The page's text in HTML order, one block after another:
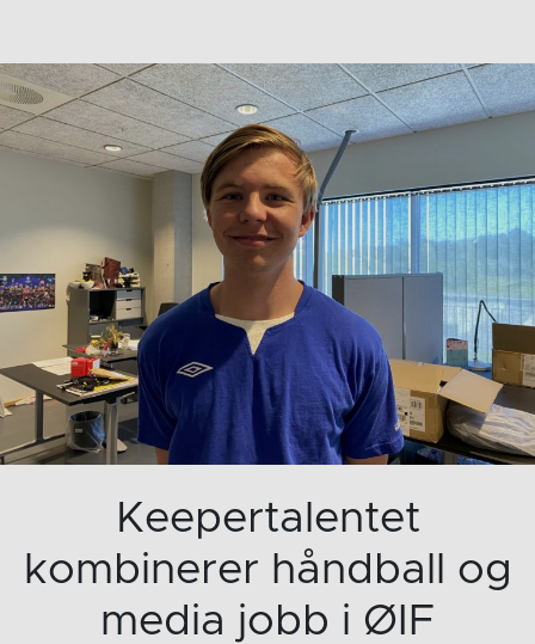
Keepertalentet
kombinerer håndball og
media jobb i ØIF